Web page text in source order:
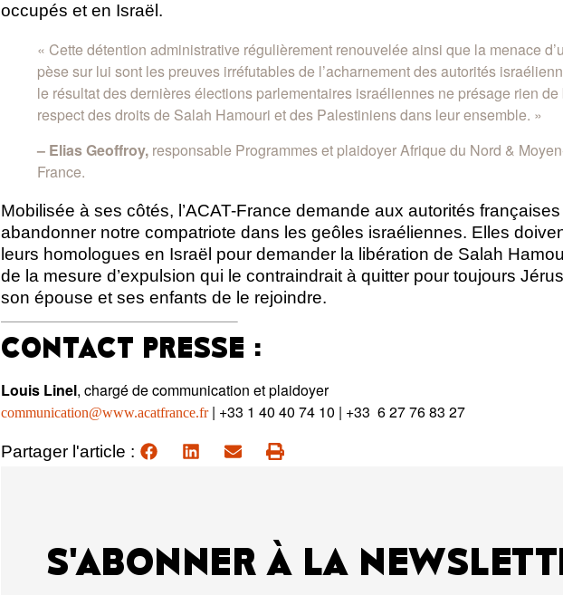
occupés et en Israël.
« Cette détention administrative régulièrement renouvelée ainsi que la menace
pèse sur lui sont les preuves irréfutables de l’acharnement des autorités
le résultat des dernières élections parlementaires israéliennes ne présage rien
respect des droits de Salah Hamouri et des Palestiniens dans leur ensemble. »
– Elias Geoffroy,responsable Programmes et plaidoyer Afrique du Nord &
France.
Mobilisée à ses côtés, l’ACAT-France demande aux autorités
abandonner notre compatriote dans les geôles israéliennes. Elles
leurs homologues en Israël pour demander la libération de Salah
de la mesure d’expulsion qui le contraindrait à quitter pour toujours
son épouse et ses enfants de le rejoindre.
CONTACT PRESSE :
Louis Linel, chargé de communication et plaidoyer
communication@www.acatfrance.fr| +33 1 40 40 74 10 | +33 6 27 76 83 27
Partager l'article :
S'ABONNER À LA